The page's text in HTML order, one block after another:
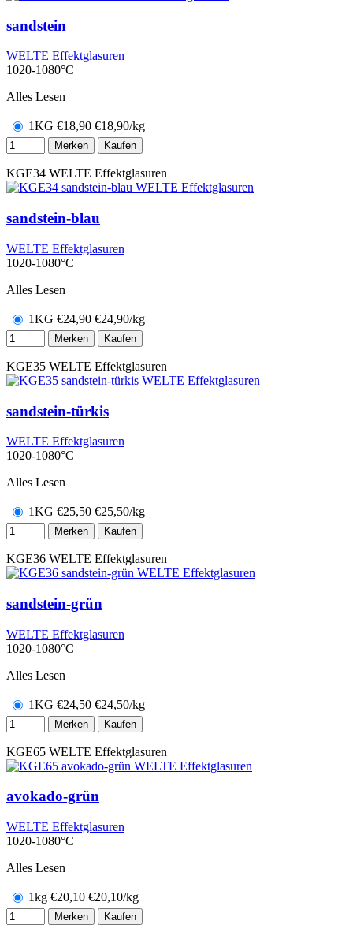
sandstein
WELTE Effektglasuren
1020-1080°C
Alles Lesen
1KG €18,90 €18,90/kg
Merken Kaufen
KGE34 WELTE Effektglasuren
sandstein-blau
WELTE Effektglasuren
1020-1080°C
Alles Lesen
1KG €24,90 €24,90/kg
Merken Kaufen
KGE35 WELTE Effektglasuren
sandstein-türkis
WELTE Effektglasuren
1020-1080°C
Alles Lesen
1KG €25,50 €25,50/kg
Merken Kaufen
KGE36 WELTE Effektglasuren
sandstein-grün
WELTE Effektglasuren
1020-1080°C
Alles Lesen
1KG €24,50 €24,50/kg
Merken Kaufen
KGE65 WELTE Effektglasuren
avokado-grün
WELTE Effektglasuren
1020-1080°C
Alles Lesen
1kg €20,10 €20,10/kg
Merken Kaufen